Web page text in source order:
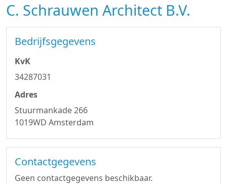
C. Schrauwen Architect B.V.
Bedrijfsgegevens
KvK
34287031
Adres
Stuurmankade 266
1019WD Amsterdam
Contactgegevens
Geen contactgegevens beschikbaar.